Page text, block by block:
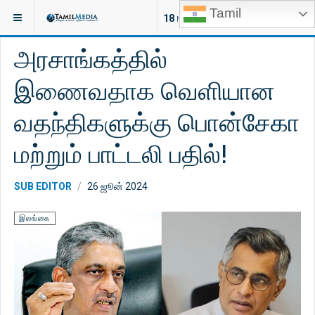
Tamil
18 NEW ARTICLES
இருக்குமிடம்: செய்திகள்
அரசாங்கத்தில்
இணைவதாக வெளியான
வதந்திகளுக்கு பொன்சேகா
மற்றும் பாட்டலி பதில்!
SUB EDITOR 26 ஜூன் 2024
இலங்கை